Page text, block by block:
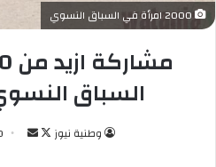
السباق
وطنية نيوز
ت